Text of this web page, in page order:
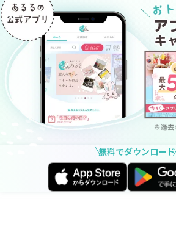
無料でダウンロード